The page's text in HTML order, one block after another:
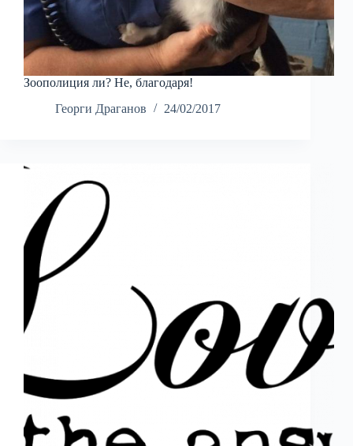
Зоополиция ли? Не, благодаря!
Георги Драганов
24/02/2017